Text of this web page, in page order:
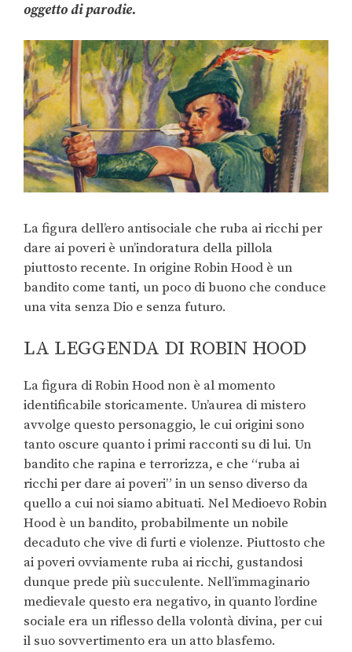
oggetto di parodie.
La figura dell’ero antisociale che ruba ai ricchi per
dare ai poveri è un’indoratura della pillola
piuttosto recente. In origine Robin Hood è un
bandito come tanti, un poco di buono che conduce
una vita senza Dio e senza futuro.
LA LEGGENDA DI ROBIN HOOD
La figura di Robin Hood non è al momento
identificabile storicamente. Un’aurea di mistero
avvolge questo personaggio, le cui origini sono
tanto oscure quanto i primi racconti su di lui. Un
bandito che rapina e terrorizza, e che “ruba ai
ricchi per dare ai poveri” in un senso diverso da
quello a cui noi siamo abituati. Nel Medioevo Robin
Hood è un bandito, probabilmente un nobile
decaduto che vive di furti e violenze. Piuttosto che
ai poveri ovviamente ruba ai ricchi, gustandosi
dunque prede più succulente. Nell’immaginario
medievale questo era negativo, in quanto l’ordine
sociale era un riflesso della volontà divina, per cui
il suo sovvertimento era un atto blasfemo.